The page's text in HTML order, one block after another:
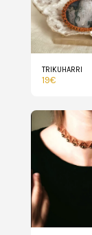
TRIKUHARRI
19€